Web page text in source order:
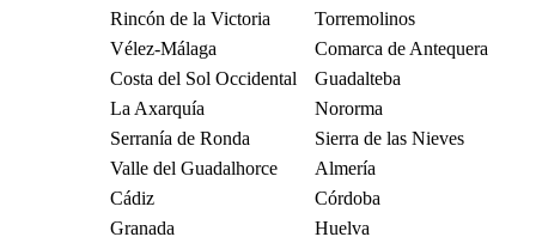
Rincón de la Victoria
Torremolinos
Vélez-Málaga
Comarca de Antequera
Costa del Sol Occidental
Guadalteba
La Axarquía
Nororma
Serranía de Ronda
Sierra de las Nieves
Valle del Guadalhorce
Almería
Cádiz
Córdoba
Granada
Huelva